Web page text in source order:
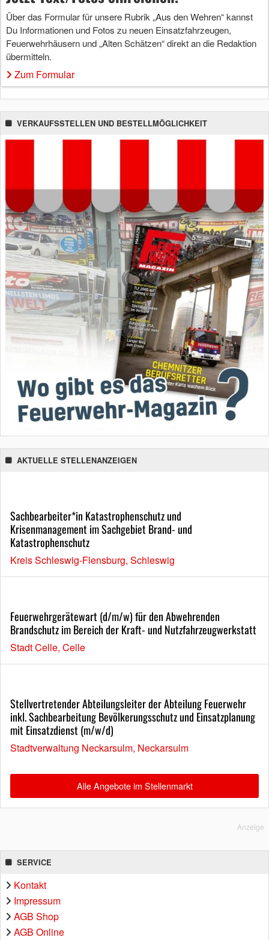
Über das Formular für unsere Rubrik „Aus den Wehren“ kannst
Du Informationen und Fotos zu neuen Einsatzfahrzeugen,
Feuerwehrhäusern und „Alten Schätzen“ direkt an die Redaktion
übermitteln.
Zum Formular
VERKAUFSSTELLEN UND BESTELLMÖGLICHKEIT
AKTUELLE STELLENANZEIGEN
Sachbearbeiter*in Katastrophenschutz und
Krisenmanagement im Sachgebiet Brand- und
Katastrophenschutz
Kreis Schleswig-Flensburg, Schleswig
Feuerwehrgerätewart (d/m/w) für den Abwehrenden
Brandschutz im Bereich der Kraft- und Nutzfahrzeugwerkstatt
Stadt Celle, Celle
Stellvertretender Abteilungsleiter der Abteilung Feuerwehr
inkl. Sachbearbeitung Bevölkerungsschutz und Einsatzplanung
mit Einsatzdienst (m/w/d)
Stadtverwaltung Neckarsulm, Neckarsulm
Alle Angebote im Stellenmarkt
Anzeige
SERVICE
Kontakt
Impressum
AGB Shop
AGB Online